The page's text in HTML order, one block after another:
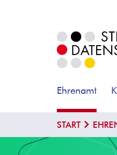
Ehrenamt
START